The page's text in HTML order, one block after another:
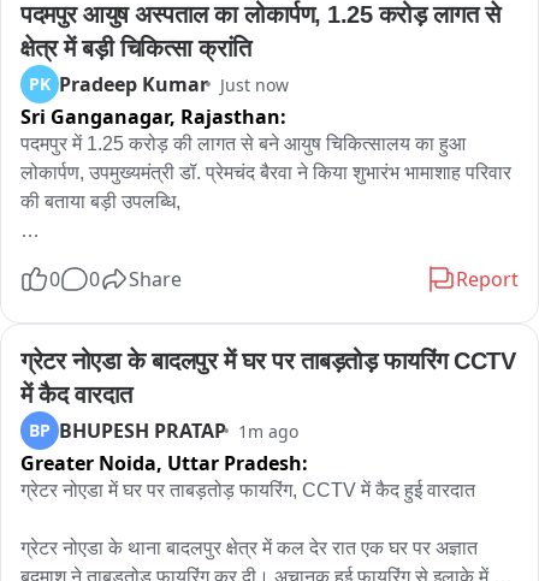
हादसे मे 1 साल की मासूम बच्ची की दर्दनाक मौत 3 घायल
घायलों का उपचार जिला चिकित्सालय मे जारी
एसडीएम बूढाना समेत पुलिस प्रशासनिक अधिकारी मौक़े पर
बुढ़ाना तहसील के गांव हबीबपुर की घटना
पदमपुर आयुष अस्पताल का लोकार्पण, 1.25 करोड़ लागत से
क्षेत्र में बड़ी चिकित्सा क्रांति
PK Pradeep Kumar Just now
Sri Ganganagar, Rajasthan:
पदमपुर में 1.25 करोड़ की लागत से बने आयुष चिकित्सालय का हुआ
लोकार्पण, उपमुख्यमंत्री डॉ. प्रेमचंद बैरवा ने किया शुभारंभ भामाशाह परिवार
की बताया बड़ी उपलब्धि,
चिकित्सालय का आज राजस्थान के उपमुख्यमंत्री एवं आयुष मंत्री डॉ.
प्रदेश उपाध्यक्ष एवं पूर्व मंत्री सुरेंद्रपाल सिंह टीटी तथा भाजपा नेता
समनदीप सिंह वडिंग भी मौजूद रहे।
भामाशाह अशोक कुमार शर्मा द्वारा अपनी धर्मपत्नी प्रवीणलता शर्मा की स्मृति
में लगभग 1.25 करोड़ रुपये की लागत से निर्मित इस आयुष चिकित्सालय का
विधिवत उद्घाटन किया गया। कार्यक्रम मे पहुंचे राजस्थान सरकार के
आयुष मंत्री डिप्टी सीएम प्रेमचंद बैरवा ने भामाशाह अशोक कुमार शर्मा की
आपके क्षेत्र पदमपुर डॉ प्रेमलता आयुष चिकित्सालय के रूप में बड़ी
शिकायत मिली है यहां पर आयुष पद्धति से आमजन का इलाज होगा राज्य
0 0 Share Report
ग्रेटर नोएडा के बादलपुर में घर पर ताबड़तोड़ फायरिंग CCTV
में कैद वारदात
BP BHUPESH PRATAP 1m ago
Greater Noida, Uttar Pradesh:
ग्रेटर नोएडा में घर पर ताबड़तोड़ फायरिंग, CCTV में कैद हुई वारदात
ग्रेटर नोएडा के थाना बादलपुर क्षेत्र में कल देर रात एक घर पर अज्ञात
बदमाश ने ताबड़तोड़ फायरिंग कर दी। अचानक हुई फायरिंग से इलाके में